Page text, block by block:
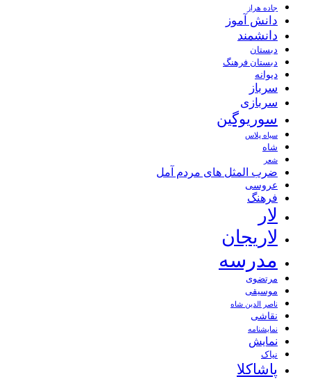
جاده هراز
دانش آموز
دانشمند
دبستان
دبستان فرهنگ
دیوانه
سرباز
سربازی
سوریوگین
سیاه پلاس
شاه
شعر
ضرب المثل های مردم آمل
عروسی
فرهنگ
لار
لاریجان
مدرسه
مرتضوی
موسیقی
ناصر الدین شاه
نقاشی
نمايشنامه
نمایش
نیاک
پاشاکلا